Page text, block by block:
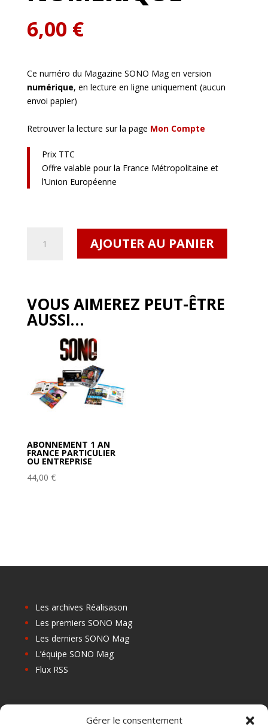
Gérer le consentement
6,00 €
Ce numéro du Magazine SONO Mag en version
numérique, en lecture en ligne uniquement (aucun
envoi papier)
Retrouver la lecture sur la page Mon Compte
Prix TTC
Offre valable pour la France Métropolitaine et
l’Union Européenne
Numérique
AJOUTER AU PANIER
VOUS AIMEREZ PEUT-ÊTRE
AUSSI…
ABONNEMENT 1 AN
FRANCE PARTICULIER
OU ENTREPRISE
44,00 €
Les archives Réalisason
Les premiers SONO Mag
Les derniers SONO Mag
L’équipe SONO Mag
Flux RSS